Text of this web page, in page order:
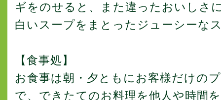
ギをのせると、また違ったおいしさ
白いスープをまとったジューシーな
【食事処】
お食事は朝・夕ともにお客様だけの
で、できたてのお料理を他人や時間